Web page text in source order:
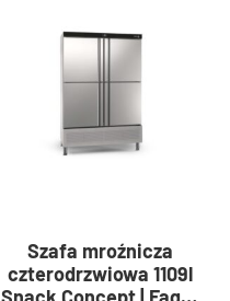
Szafa mroźnicza
czterodrzwiowa 1109l